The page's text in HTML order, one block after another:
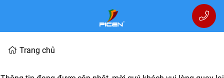
Trang chủ